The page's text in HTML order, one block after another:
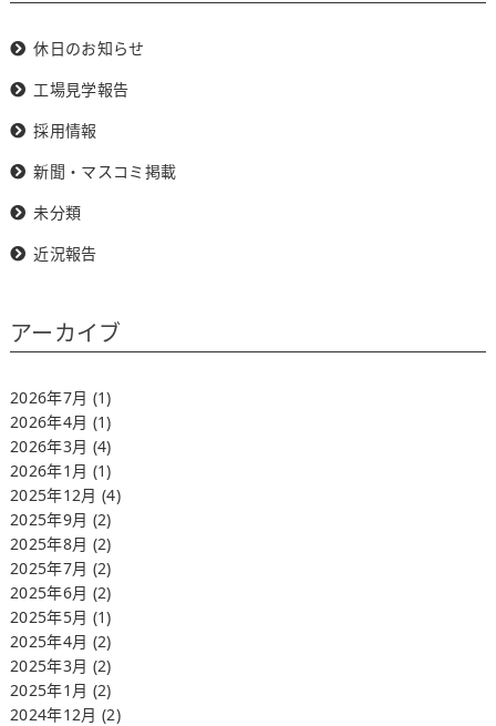
休日のお知らせ
工場見学報告
採用情報
新聞・マスコミ掲載
未分類
近況報告
アーカイブ
2026年7月 (1)
2026年4月 (1)
2026年3月 (4)
2026年1月 (1)
2025年12月(4)
2025年9月 (2)
2025年8月 (2)
2025年7月 (2)
2025年6月 (2)
2025年5月 (1)
2025年4月 (2)
2025年3月 (2)
2025年1月 (2)
2024年12月(2)